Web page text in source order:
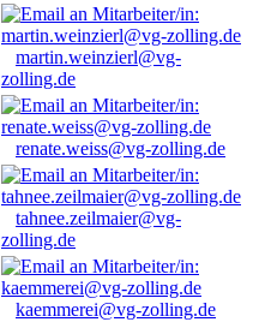
martin.weinzierl@vg-
zolling.de
renate.weiss@vg-zolling.de
tahnee.zeilmaier@vg-
zolling.de
kaemmerei@vg-zolling.de